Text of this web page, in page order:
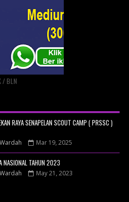
/ BLN
RAYA SENAPELAN SCOUT CAMP ( PRSSC )
Mar 19, 2025
NASIONAL TAHUN 2023
May 21, 2023